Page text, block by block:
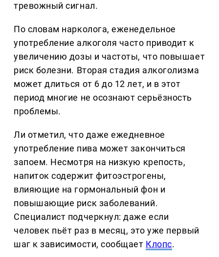
тревожный сигнал.
По словам нарколога, еженедельное
употребление алкоголя часто приводит к
увеличению дозы и частоты, что повышает
риск болезни. Вторая стадия алкоголизма
может длиться от 6 до 12 лет, и в этот
период многие не осознают серьёзность
проблемы.
Ли отметил, что даже ежедневное
употребление пива может закончиться
запоем. Несмотря на низкую крепость,
напиток содержит фитоэстрогены,
влияющие на гормональный фон и
повышающие риск заболеваний.
Специалист подчеркнул: даже если
человек пьёт раз в месяц, это уже первый
шаг к зависимости, сообщает Клопс.